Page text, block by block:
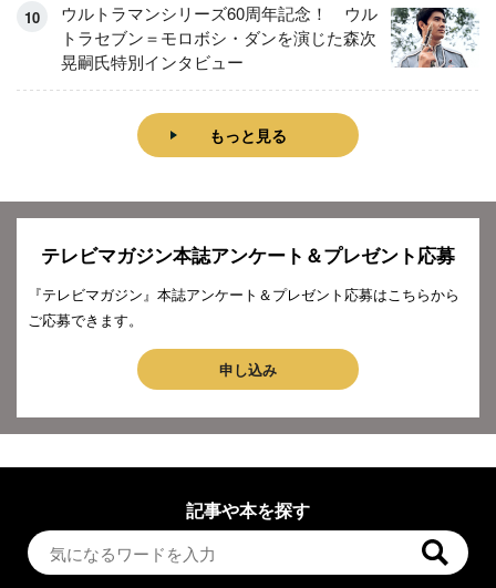
ウルトラマンシリーズ60周年記念！ ウル
トラセブン＝モロボシ・ダンを演じた森次
晃嗣氏特別インタビュー
もっと見る
テレビマガジン本誌アンケート＆プレゼント応募
『テレビマガジン』本誌アンケート＆プレゼント応募はこちらから
ご応募できます。
申し込み
記事や本を探す